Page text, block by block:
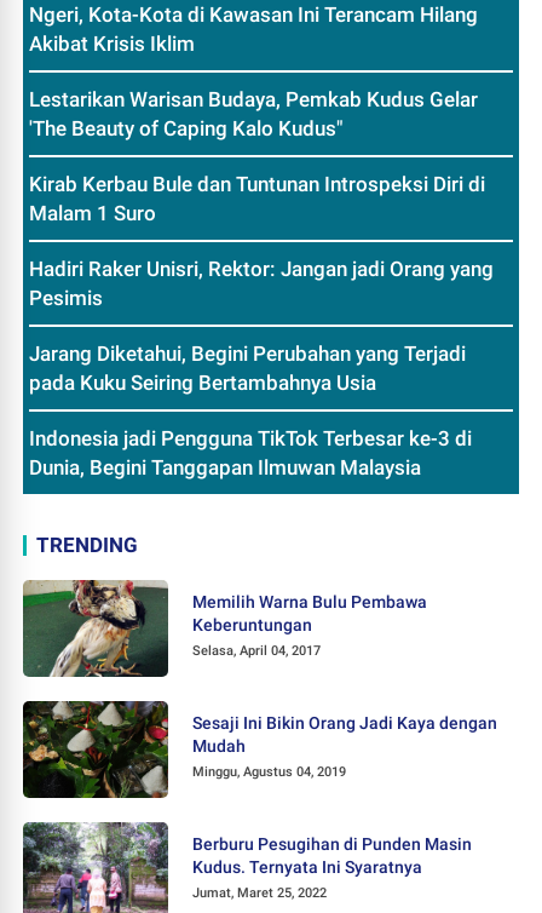
Ngeri, Kota-Kota di Kawasan Ini Terancam Hilang
Akibat Krisis Iklim
Lestarikan Warisan Budaya, Pemkab Kudus Gelar
'The Beauty of Caping Kalo Kudus"
Kirab Kerbau Bule dan Tuntunan Introspeksi Diri di
Malam 1 Suro
Hadiri Raker Unisri, Rektor: Jangan jadi Orang yang
Pesimis
Jarang Diketahui, Begini Perubahan yang Terjadi
pada Kuku Seiring Bertambahnya Usia
Indonesia jadi Pengguna TikTok Terbesar ke-3 di
Dunia, Begini Tanggapan Ilmuwan Malaysia
TRENDING
Memilih Warna Bulu Pembawa
Keberuntungan
Selasa, April 04, 2017
Sesaji Ini Bikin Orang Jadi Kaya dengan
Mudah
Minggu, Agustus 04, 2019
Berburu Pesugihan di Punden Masin
Kudus. Ternyata Ini Syaratnya
Jumat, Maret 25, 2022